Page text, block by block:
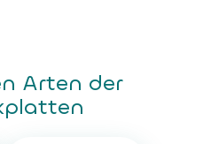
Arten der